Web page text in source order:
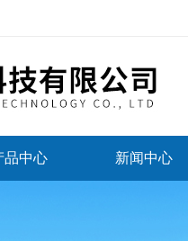
品中心 新闻中心